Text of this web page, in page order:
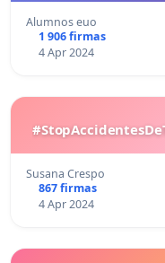
Alumnos euo
1 906 firmas
4 Apr 2024
Susana Crespo
867 firmas
4 Apr 2024